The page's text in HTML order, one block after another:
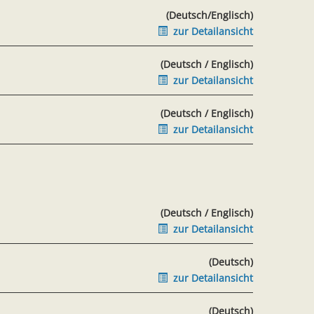
(Deutsch/Englisch)
zur Detailansicht
(Deutsch / Englisch)
zur Detailansicht
(Deutsch / Englisch)
zur Detailansicht
(Deutsch / Englisch)
zur Detailansicht
(Deutsch)
zur Detailansicht
(Deutsch)